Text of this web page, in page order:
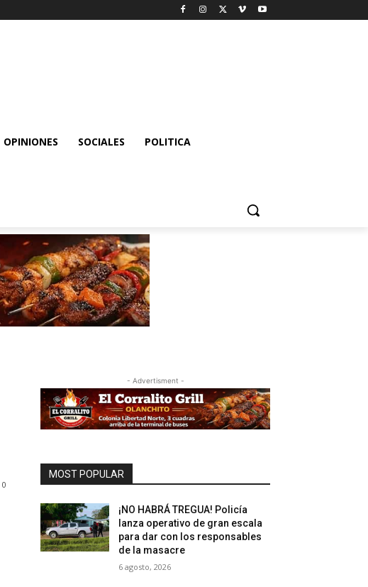
OPINIONES SOCIALES POLITICA
0
- Advertisment -
MOST POPULAR
¡NO HABRÁ TREGUA! Policía
lanza operativo de gran escala
para dar con los responsables
de la masacre
6 agosto, 2026